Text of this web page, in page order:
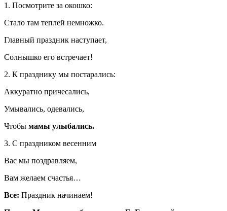
1. Посмотрите за окошко:
Стало там теплей немножко.
Главный праздник наступает,
Солнышко его встречает!
2. К празднику мы постарались:
Аккуратно причесались,
Умывались, одевались,
Чтобы мамы улыбались.
3. С праздником весенним
Вас мы поздравляем,
Вам желаем счастья…
Все: Праздник начинаем!